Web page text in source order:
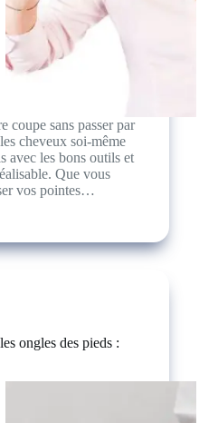
coupe sans passer par
cheveux soi-même
avec les bons outils et
Que vous
vos pointes…
ongles des pieds :